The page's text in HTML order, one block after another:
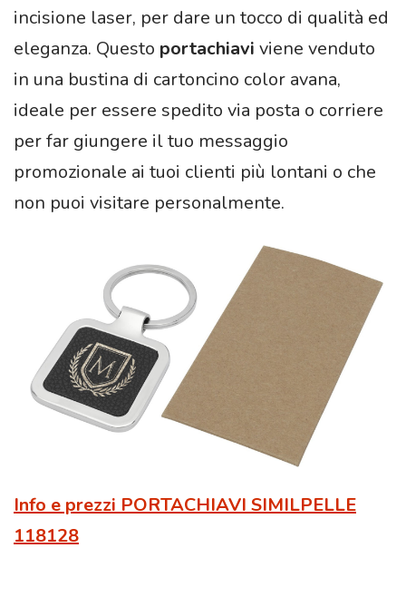
incisione laser, per dare un tocco di qualità ed
eleganza. Questo portachiavi viene venduto
in una bustina di cartoncino color avana,
ideale per essere spedito via posta o corriere
per far giungere il tuo messaggio
promozionale ai tuoi clienti più lontani o che
non puoi visitare personalmente.
Info e prezzi PORTACHIAVI SIMILPELLE
118128